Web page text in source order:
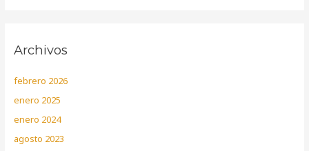
Archivos
febrero 2026
enero 2025
enero 2024
agosto 2023